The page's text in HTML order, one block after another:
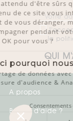
la
QUI
A propos
Besoin d'aide ?
On a attendu
contenu de ce site
avant de vous
accompagner
C'est OK pour
Voici
Partage de
Mesure